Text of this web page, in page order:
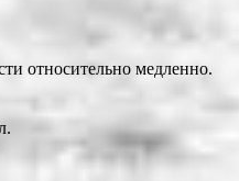
относительно медленно.